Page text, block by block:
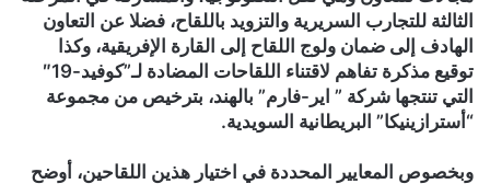
الثالثة للتجارب السريرية والتزويد باللقاح، فضلا عن التعاون
الهادف إلى ضمان ولوج اللقاح إلى القارة الإفريقية، وكذا
توقيع مذكرة تفاهم لاقتناء اللقاحات المضادة لـ”كوفيد-19″
التي تنتجها شركة ” اير-فارم” بالهند، بترخيص من مجموعة
“أسترازينيكا” البريطانية السويدية.
وبخصوص المعايير المحددة في اختيار هذين اللقاحين، أوضح